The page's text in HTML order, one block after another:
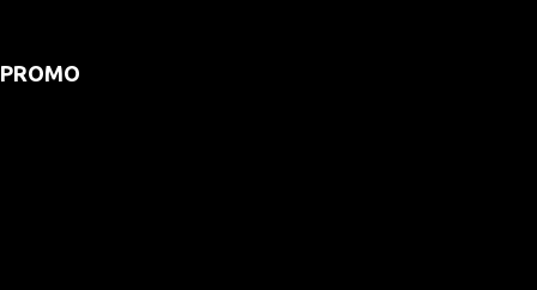
PROMO